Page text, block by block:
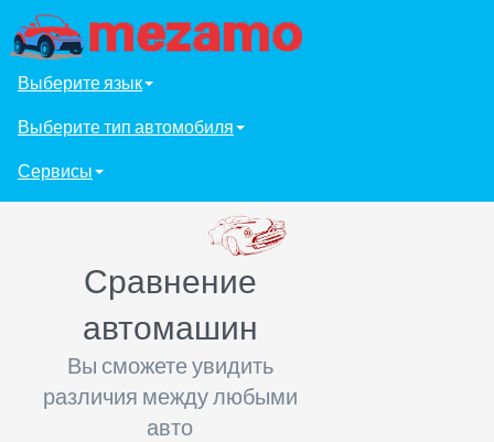
Выберите язык
Выберите тип автомобиля
Сервисы
Сравнение
автомашин
Вы сможете увидить
различия между любыми
авто